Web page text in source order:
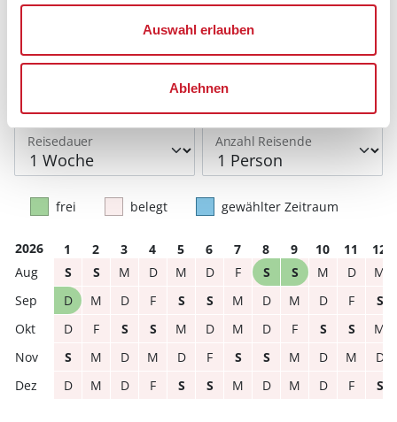
Auswahl erlauben
Ablehnen
Sie bekommen Verfügbarkeit und Preis angezeigt
Reisedauer Anzahl Reisende
Bitte beachten Sie, dass sich bei Änderungen des
Reisezeitraumes auch Änderungen bei der
Hausbeschreibung und/oder der Ausstattung ergeben
können.
frei belegt gewählter Zeitraum
2026 1 2 3 4 5 6 7 8 9 10 11
12
S
S M D M D F S S M D
M
D
M D F S S M D M D F
S
D
F S S M D M D F S S
M
S
M D M D F S S M D M
D
D
M D F S S M D M D F S